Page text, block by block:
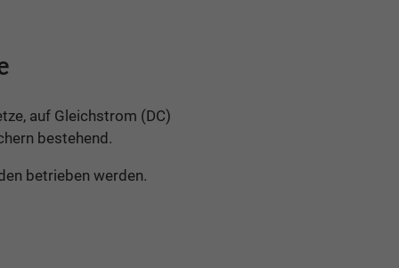
auf Gleichstrom (DC)
bestehend.
betrieben werden.